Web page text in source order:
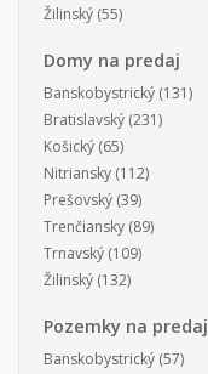
Žilinský (55)
Domy na predaj
Banskobystrický (131)
Bratislavský (231)
Košický (65)
Nitriansky (112)
Prešovský (39)
Trenčiansky (89)
Trnavský (109)
Žilinský (132)
Pozemky na predaj
Banskobystrický (57)